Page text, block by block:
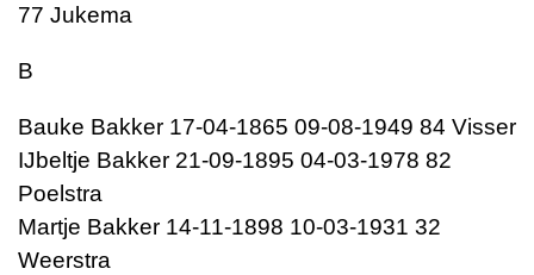
77 Jukema
B
Bauke Bakker 17-04-1865 09-08-1949 84 Visser
IJbeltje Bakker 21-09-1895 04-03-1978 82
Poelstra
Martje Bakker 14-11-1898 10-03-1931 32
Weerstra